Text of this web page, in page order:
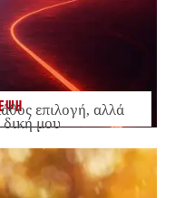
επιλογή, αλλά
δική μου